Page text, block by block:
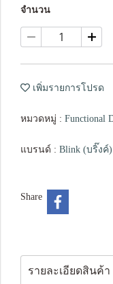
จำนวน
เพิ่มรายการโปรด
หมวดหมู่ : Functional
แบรนด์ : Blink (บริ๊งค์)
Share
รายละเอียดสินค้า